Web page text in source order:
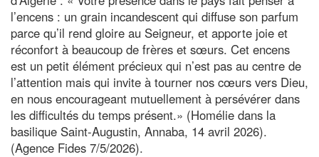
l’encens : un grain incandescent qui diffuse son parfum
parce qu’il rend gloire au Seigneur, et apporte joie et
réconfort à beaucoup de frères et sœurs. Cet encens
est un petit élément précieux qui n’est pas au centre de
l’attention mais qui invite à tourner nos cœurs vers Dieu,
en nous encourageant mutuellement à persévérer dans
les difficultés du temps présent.» (Homélie dans la
basilique Saint-Augustin, Annaba, 14 avril 2026).
(Agence Fides 7/5/2026).